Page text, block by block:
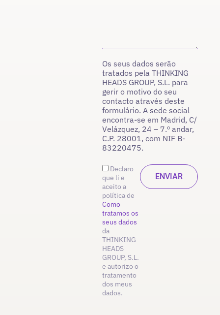
Os seus dados serão
tratados pela THINKING
HEADS GROUP, S.L. para
gerir o motivo do seu
contacto através deste
formulário. A sede social
encontra-se em Madrid, C/
Velázquez, 24 – 7.º andar,
C.P. 28001, com NIF B-
83220475.
Declaro
que li e
aceito a
política de
Como
tratamos os
seus dados
da
THINKING
HEADS
GROUP, S.L.
e autorizo o
tratamento
dos meus
dados.